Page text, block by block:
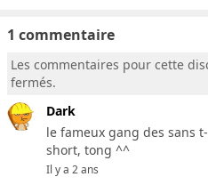
1 commentaire
Les commentaires pour cette
fermés.
Dark
le fameux gang des sans
short, tong ^^
Il y a 2 ans